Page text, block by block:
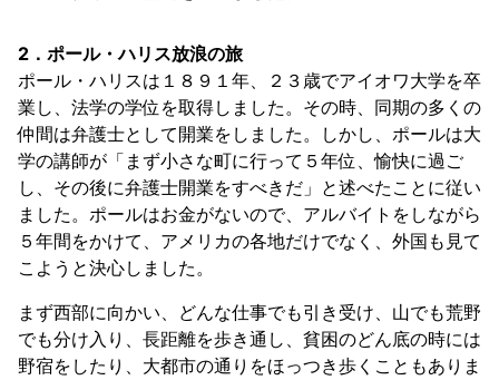
2．ポール・ハリス放浪の旅
ポール・ハリスは１８９１年、２３歳でアイオワ大学を卒
業し、法学の学位を取得しました。その時、同期の多くの
仲間は弁護士として開業をしました。しかし、ポールは大
学の講師が「まず小さな町に行って５年位、愉快に過ご
し、その後に弁護士開業をすべきだ」と述べたことに従い
ました。ポールはお金がないので、アルバイトをしながら
５年間をかけて、アメリカの各地だけでなく、外国も見て
こようと決心しました。
まず西部に向かい、どんな仕事でも引き受け、山でも荒野
でも分け入り、長距離を歩き通し、貧困のどん底の時には
野宿をしたり、大都市の通りをほっつき歩くこともありま